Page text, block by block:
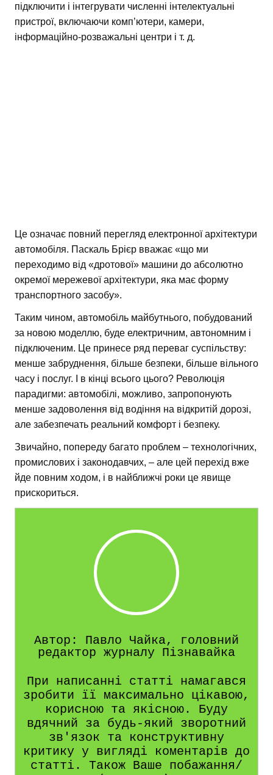
підключити і інтегрувати численні інтелектуальні
пристрої, включаючи комп’ютери, камери,
інформаційно-розважальні центри і т. д.
Це означає повний перегляд електронної архітектури
автомобіля. Паскаль Брієр вважає «що ми
переходимо від «дротової» машини до абсолютно
окремої мережевої архітектури, яка має форму
транспортного засобу».
Таким чином, автомобіль майбутнього, побудований
за новою моделлю, буде електричним, автономним і
підключеним. Це принесе ряд переваг суспільству:
менше забруднення, більше безпеки, більше вільного
часу і послуг. І в кінці всього цього? Революція
парадигми: автомобілі, можливо, запропонують
менше задоволення від водіння на відкритій дорозі,
але забезпечать реальний комфорт і безпеку.
Звичайно, попереду багато проблем – технологічних,
промислових і законодавчих, – але цей перехід вже
йде повним ходом, і в найближчі роки це явище
прискориться.
Автор: Павло Чайка, головний
редактор журналу Пізнавайка
При написанні статті намагався
зробити її максимально цікавою,
корисною та якісною. Буду
вдячний за будь-який зворотний
зв'язок та конструктивну
критику у вигляді коментарів до
статті. Також Ваше побажання/